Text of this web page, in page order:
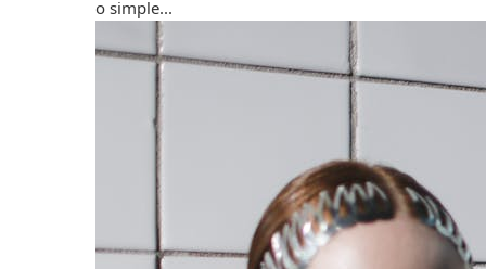
o simple...